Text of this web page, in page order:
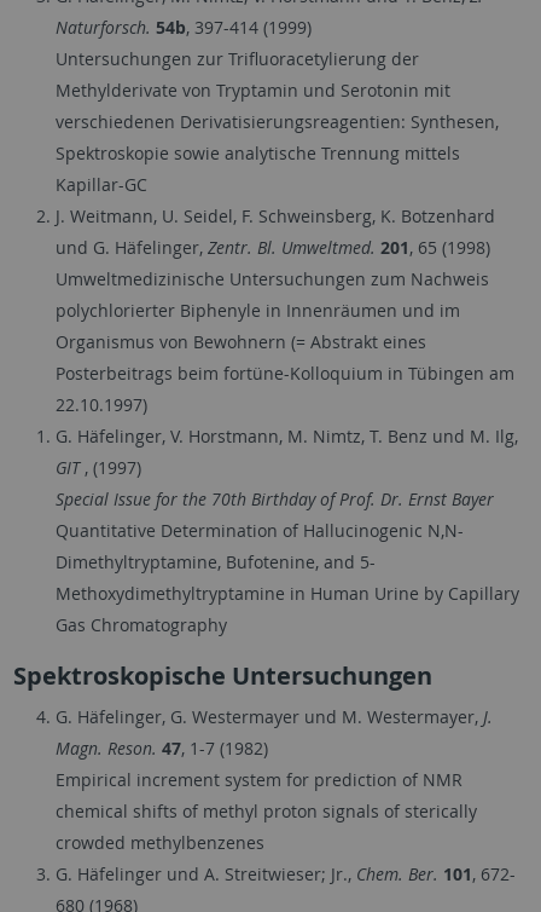
Naturforsch. 54b, 397-414 (1999)
Untersuchungen zur Trifluoracetylierung der
Methylderivate von Tryptamin und Serotonin mit
verschiedenen Derivatisierungsreagentien: Synthesen,
Spektroskopie sowie analytische Trennung mittels
Kapillar-GC
J. Weitmann, U. Seidel, F. Schweinsberg, K. Botzenhard
und G. Häfelinger, Zentr. Bl. Umweltmed. 201, 65 (1998)
Umweltmedizinische Untersuchungen zum Nachweis
polychlorierter Biphenyle in Innenräumen und im
Organismus von Bewohnern (= Abstrakt eines
Posterbeitrags beim fortüne-Kolloquium in Tübingen am
22.10.1997)
G. Häfelinger, V. Horstmann, M. Nimtz, T. Benz und M. Ilg,
GIT, (1997)
Special Issue for the 70th Birthday of Prof. Dr. Ernst Bayer
Quantitative Determination of Hallucinogenic N,N-
Dimethyltryptamine, Bufotenine, and 5-
Methoxydimethyltryptamine in Human Urine by Capillary
Gas Chromatography
Spektroskopische Untersuchungen
G. Häfelinger, G. Westermayer und M. Westermayer, J.
Magn. Reson. 47, 1-7 (1982)
Empirical increment system for prediction of NMR
chemical shifts of methyl proton signals of sterically
crowded methylbenzenes
G. Häfelinger und A. Streitwieser; Jr., Chem. Ber. 101, 672-
680 (1968)